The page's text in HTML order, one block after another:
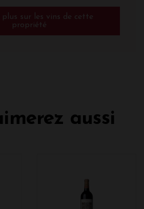
plus sur les vins de cette
propriété
aussi